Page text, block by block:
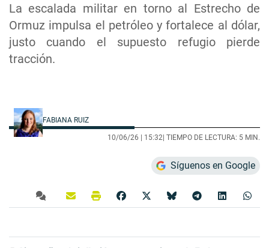
La escalada militar en torno al Estrecho de
Ormuz impulsa el petróleo y fortalece al dólar,
justo cuando el supuesto refugio pierde
tracción.
FABIANA RUIZ
10/06/26 | 15:32| TIEMPO DE LECTURA: 5 MIN.
Síguenos en Google